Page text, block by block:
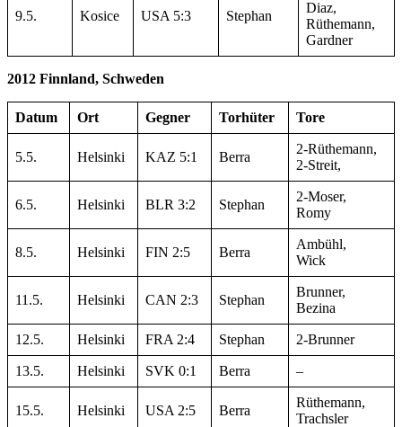
9.5. Kosice USA 5:3 Stephan
Diaz,
Rüthemann,
Gardner
2012 Finnland, Schweden
Datum Ort Gegner Torhüter Tore
5.5. Helsinki KAZ 5:1 Berra
2-Rüthemann,
2-Streit,
6.5. Helsinki BLR 3:2 Stephan
2-Moser,
Romy
8.5. Helsinki FIN 2:5 Berra
Ambühl,
Wick
11.5. Helsinki CAN 2:3 Stephan
Brunner,
Bezina
12.5. Helsinki FRA 2:4 Stephan 2-Brunner
13.5. Helsinki SVK 0:1 Berra –
15.5. Helsinki USA 2:5 Berra
Rüthemann,
Trachsler